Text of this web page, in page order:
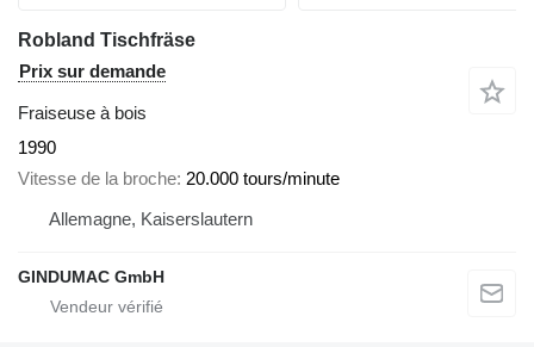
Robland Tischfräse
Prix sur demande
Fraiseuse à bois
1990
Vitesse de la broche 20.000 tours/minute
Allemagne, Kaiserslautern
GINDUMAC GmbH